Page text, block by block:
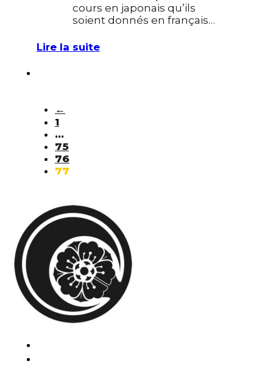
cours en japonais qu’ils
soient donnés en français…
Lire la suite
←
1
…
75
76
77